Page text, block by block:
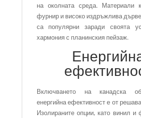
на околната среда. Материали
фурнир и високо издръжлива
са популярни заради своята
хармония с планинския пейзаж.
Включването на канадска
енергийна ефективност е от
Изолираните опции, като винил и